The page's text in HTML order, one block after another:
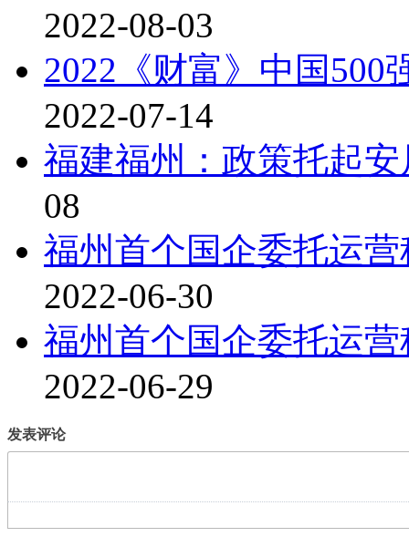
2022-08-03
2022《财富》中国500
2022-07-14
福建福州：政策托起
08
福州首个国企委托运
2022-06-30
福州首个国企委托运
2022-06-29
发表评论